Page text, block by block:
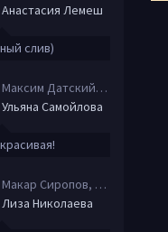
Анастасия Лемеш
слив)
Максим Датский
, 15.08.20
Ульяна Самойлова
Макар Сиропов, 08.08.20
Лиза Николаева